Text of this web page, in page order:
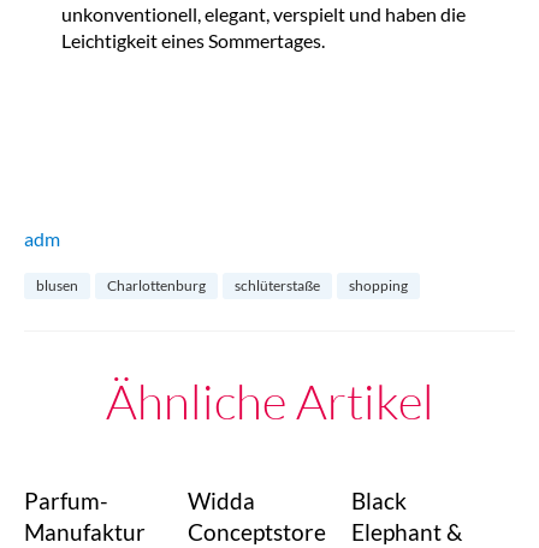
unkonventionell, elegant, verspielt und haben die
Leichtigkeit eines Sommertages.
adm
blusen Charlottenburg schlüterstaße shopping
Ähnliche Artikel
Parfum-
Manufaktur
Widda
Conceptstore
Black
Elephant &